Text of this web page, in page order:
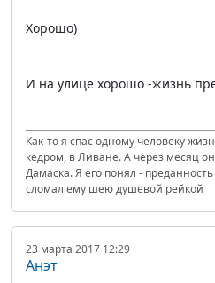
Хорошо)
И на улице хорошо -жизнь
Как-то я спас одному человеку
кедром, в Ливане. А через месяц
Дамаска. Я его понял -
сломал ему шею душевой рейкой
23 марта 2017 12:29
Анэт